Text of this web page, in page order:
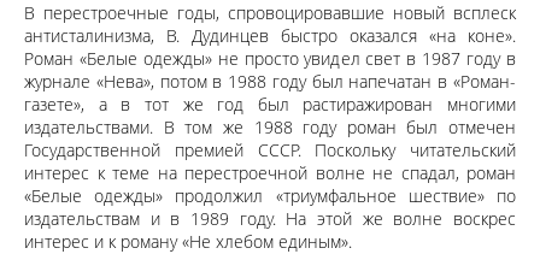
В перестроечные годы, спровоцировавшие новый всплеск
антисталинизма, В. Дудинцев быстро оказался «на коне».
Роман «Белые одежды» не просто увидел свет в 1987 году в
журнале «Нева», потом в 1988 году был напечатан в «Роман-
газете», а в тот же год был растиражирован многими
издательствами. В том же 1988 году роман был отмечен
Государственной премией СССР. Поскольку читательский
интерес к теме на перестроечной волне не спадал, роман
«Белые одежды» продолжил «триумфальное шествие» по
издательствам и в 1989 году. На этой же волне воскрес
интерес и к роману «Не хлебом единым».